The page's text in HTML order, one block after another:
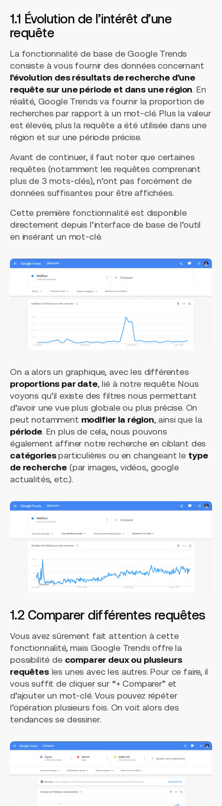
1.1 Évolution de l’intérêt d’une
requête
La fonctionnalité de base de Google Trends
consiste à vous fournir des données concernant
l’évolution des résultats de recherche d’une
requête sur une période et dans une région. En
réalité, Google Trends va fournir la proportion de
recherches par rapport à un mot-clé. Plus la valeur
est élevée, plus la requête a été utilisée dans une
région et sur une période précise.
Avant de continuer, il faut noter que certaines
requêtes (notamment les requêtes comprenant
plus de 3 mots-clés), n’ont pas forcément de
données suffisantes pour être affichées.
Cette première fonctionnalité est disponible
directement depuis l’interface de base de l’outil
en insérant un mot-clé.
On a alors un graphique, avec les différentes
proportions par date, lié à notre requête. Nous
voyons qu’il existe des filtres nous permettant
d’avoir une vue plus globale ou plus précise. On
peut notamment modifier la région, ainsi que la
période. En plus de cela, nous pouvons
également affiner notre recherche en ciblant des
catégoriesparticulières ou en changeant le type
de recherche (par images, vidéos, google
actualités, etc.).
1.2 Comparer différentes requêtes
Vous avez sûrement fait attention à cette
fonctionnalité, mais Google Trends offre la
possibilité de comparer deux ou plusieurs
requêtesles unes avec les autres. Pour ce faire, il
vous suffit de cliquer sur “+ Comparer” et
d’ajouter un mot-clé. Vous pouvez répéter
l’opération plusieurs fois. On voit alors des
tendances se dessiner.